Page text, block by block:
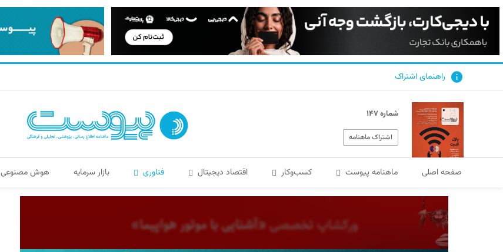
راهنمای اشتراک
شماره ۱۴۷
اشتراک ماهنامه
صفحه اصلی ماهنامه پیوست کسب‌و‌کار اقتصاد دیجیتال فناوری بازار سرمایه هوش مصنوعی